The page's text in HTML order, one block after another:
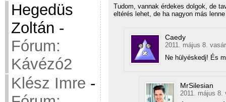
Hegedüs
Zoltán -
Fórum:
Kávézó2
Klész Imre -
Tudom, vannak érdekes dolgok, de
eltérés lehet, de ha nagyon más
Caedy
2011. május 8.
Ne hülyéskedj! És
MrSilesian
2011. május 8.